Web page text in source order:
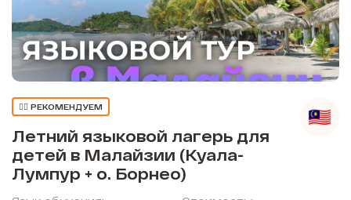
👍🏼 РЕКОМЕНДУЕМ
Летний языковой лагерь для
детей в Малайзии (Куала-
Лумпур + о. Борнео)